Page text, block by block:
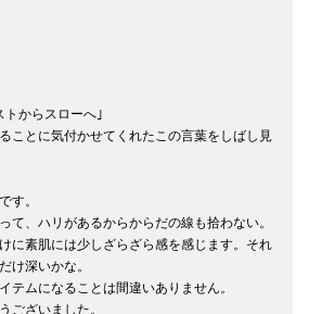
トからスローへ｣
ことに気付かせてくれたこの言葉をしばし見
す。
て、ハリがあるからからだの線も拾わない。
に素肌には少しざらざら感を感じます。それ
け深いかな。
テムになることは間違いありません。